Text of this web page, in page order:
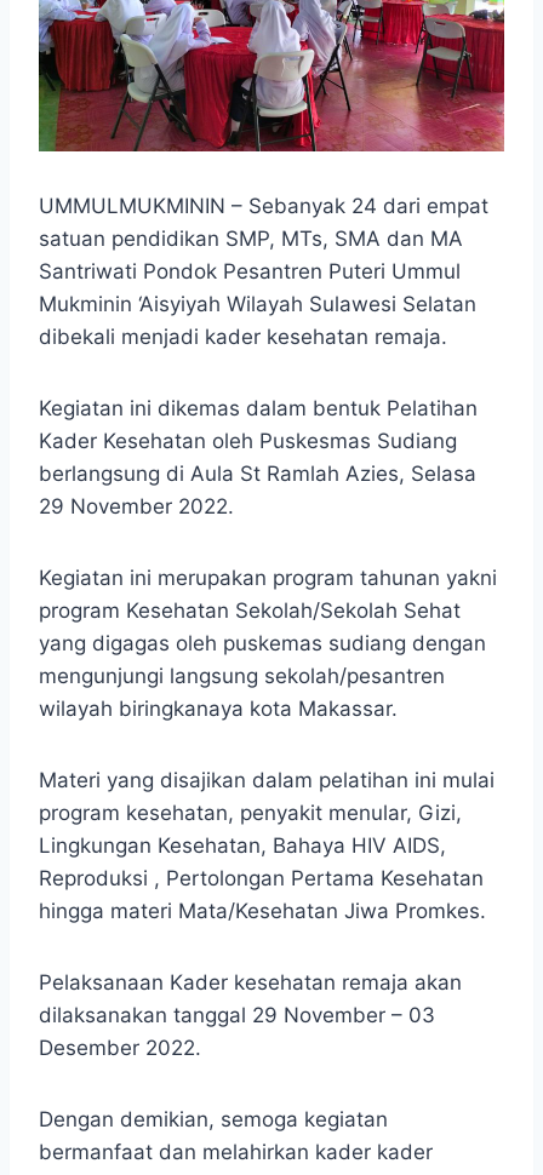
UMMULMUKMININ – Sebanyak 24 dari empat
satuan pendidikan SMP, MTs, SMA dan MA
Santriwati Pondok Pesantren Puteri Ummul
Mukminin ‘Aisyiyah Wilayah Sulawesi Selatan
dibekali menjadi kader kesehatan remaja.
Kegiatan ini dikemas dalam bentuk Pelatihan
Kader Kesehatan oleh Puskesmas Sudiang
berlangsung di Aula St Ramlah Azies, Selasa
29 November 2022.
Kegiatan ini merupakan program tahunan yakni
program Kesehatan Sekolah/Sekolah Sehat
yang digagas oleh puskemas sudiang dengan
mengunjungi langsung sekolah/pesantren
wilayah biringkanaya kota Makassar.
Materi yang disajikan dalam pelatihan ini mulai
program kesehatan, penyakit menular, Gizi,
Lingkungan Kesehatan, Bahaya HIV AIDS,
Reproduksi , Pertolongan Pertama Kesehatan
hingga materi Mata/Kesehatan Jiwa Promkes.
Pelaksanaan Kader kesehatan remaja akan
dilaksanakan tanggal 29 November – 03
Desember 2022.
Dengan demikian, semoga kegiatan
bermanfaat dan melahirkan kader kader